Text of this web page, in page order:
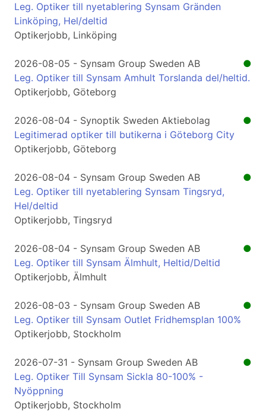
Leg. Optiker till nyetablering Synsam Gränden
Linköping, Hel/deltid
Optikerjobb, Linköping
●
2026-08-05 - Synsam Group Sweden AB
Leg. Optiker till Synsam Amhult Torslanda del/heltid.
Optikerjobb, Göteborg
●
2026-08-04 - Synoptik Sweden Aktiebolag
Legitimerad optiker till butikerna i Göteborg City
Optikerjobb, Göteborg
●
2026-08-04 - Synsam Group Sweden AB
Leg. Optiker till nyetablering Synsam Tingsryd,
Hel/deltid
Optikerjobb, Tingsryd
●
2026-08-04 - Synsam Group Sweden AB
Leg. Optiker till Synsam Älmhult, Heltid/Deltid
Optikerjobb, Älmhult
●
2026-08-03 - Synsam Group Sweden AB
Leg. Optiker till Synsam Outlet Fridhemsplan 100%
Optikerjobb, Stockholm
●
2026-07-31 - Synsam Group Sweden AB
Leg. Optiker Till Synsam Sickla 80-100% -
Nyöppning
Optikerjobb, Stockholm